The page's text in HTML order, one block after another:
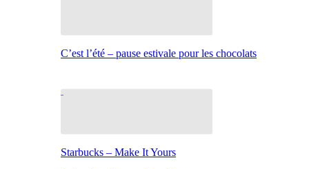
C’est l’été – pause estivale pour les chocolats
Starbucks – Make It Yours